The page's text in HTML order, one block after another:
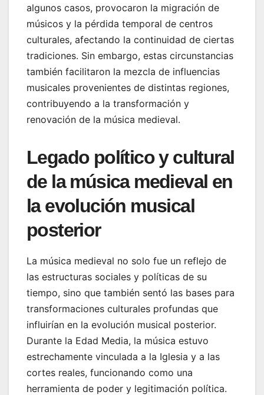
algunos casos, provocaron la migración de
músicos y la pérdida temporal de centros
culturales, afectando la continuidad de ciertas
tradiciones. Sin embargo, estas circunstancias
también facilitaron la mezcla de influencias
musicales provenientes de distintas regiones,
contribuyendo a la transformación y
renovación de la música medieval.
Legado político y cultural
de la música medieval en
la evolución musical
posterior
La música medieval no solo fue un reflejo de
las estructuras sociales y políticas de su
tiempo, sino que también sentó las bases para
transformaciones culturales profundas que
influirían en la evolución musical posterior.
Durante la Edad Media, la música estuvo
estrechamente vinculada a la Iglesia y a las
cortes reales, funcionando como una
herramienta de poder y legitimación política.